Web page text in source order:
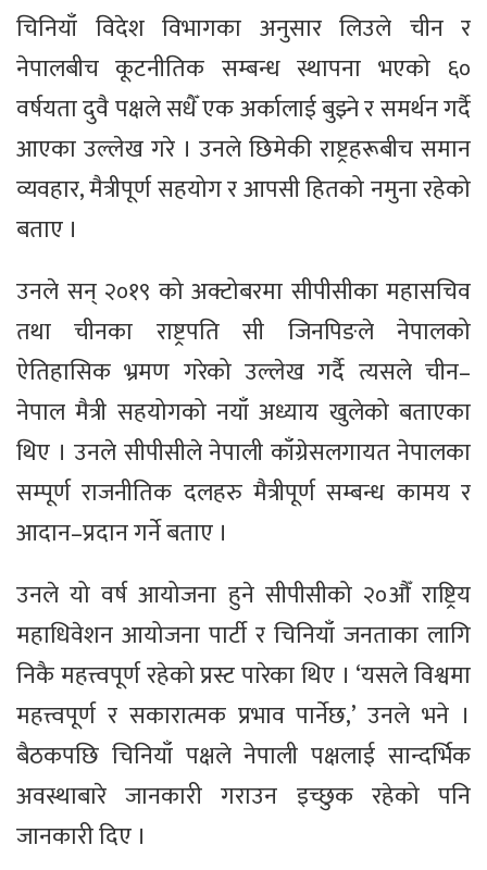
चिनियाँ विदेश विभागका अनुसार लिउले चीन र
नेपालबीच कूटनीतिक सम्बन्ध स्थापना भएको ६०
वर्षयता दुवै पक्षले सधैँ एक अर्कालाई बुझ्ने र समर्थन गर्दै
आएका उल्लेख गरे । उनले छिमेकी राष्ट्रहरूबीच समान
व्यवहार, मैत्रीपूर्ण सहयोग र आपसी हितको नमुना रहेको
बताए ।
उनले सन् २०१९ को अक्टोबरमा सीपीसीका महासचिव
तथा चीनका राष्ट्रपति सी जिनपिङले नेपालको
ऐतिहासिक भ्रमण गरेको उल्लेख गर्दै त्यसले चीन–
नेपाल मैत्री सहयोगको नयाँ अध्याय खुलेको बताएका
थिए । उनले सीपीसीले नेपाली काँग्रेसलगायत नेपालका
सम्पूर्ण राजनीतिक दलहरु मैत्रीपूर्ण सम्बन्ध कामय र
आदान–प्रदान गर्ने बताए ।
उनले यो वर्ष आयोजना हुने सीपीसीको २०औँ राष्ट्रिय
महाधिवेशन आयोजना पार्टी र चिनियाँ जनताका लागि
निकै महत्त्वपूर्ण रहेको प्रस्ट पारेका थिए । ‘यसले विश्वमा
महत्त्वपूर्ण र सकारात्मक प्रभाव पार्नेछ,’ उनले भने ।
बैठकपछि चिनियाँ पक्षले नेपाली पक्षलाई सान्दर्भिक
अवस्थाबारे जानकारी गराउन इच्छुक रहेको पनि
जानकारी दिए ।